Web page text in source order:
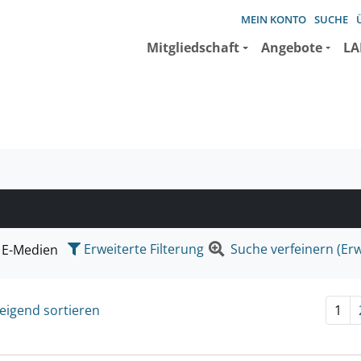
MEIN KONTO SUCHE
Mitgliedschaft Angebote
suchen wollen.
E-Medien Erweiterte Filterung Suche verfeinern
sortieren 1